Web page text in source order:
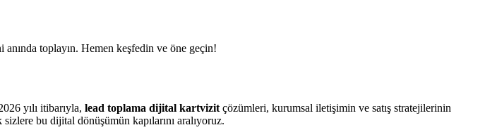
toplayın. Hemen keşfedin ve öne geçin!
yılı itibarıyla, lead toplama dijital kartvizit çözümleri, kurumsal iletişimin ve satış stratejilerinin
bu dijital dönüşümün kapılarını aralıyoruz.